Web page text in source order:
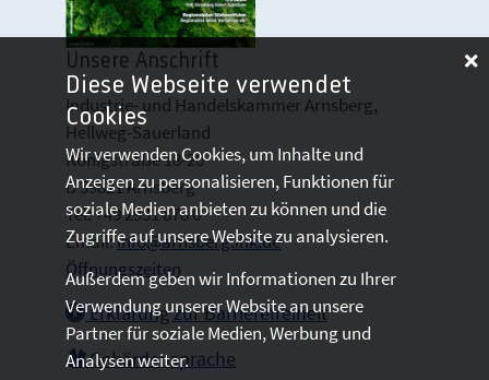
Unsere Anschrift
Industrie- und Handelskammer Arnsberg,
Hellweg-Sauerland
Königstraße 18-20
D 59821 Arnsberg
Tel: +49 2931 878 0
Email:info@arnsberg.ihk.de
Öffnungszeiten
Erklärung zur Barrierefreiheit
Gebärdensprache
Diese Webseite verwendet
Cookies
Wir verwenden Cookies, um Inhalte und
Anzeigen zu personalisieren, Funktionen für
soziale Medien anbieten zu können und die
Zugriffe auf unsere Website zu analysieren.
Außerdem geben wir Informationen zu Ihrer
Verwendung unserer Website an unsere
Partner für soziale Medien, Werbung und
Analysen weiter.